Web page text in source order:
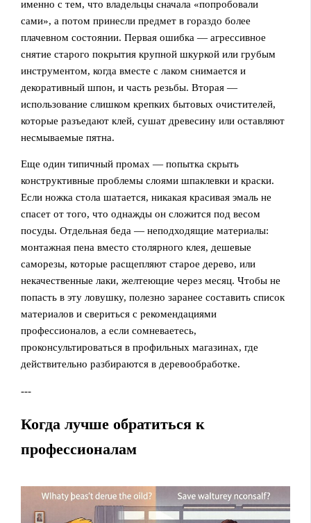
именно с тем, что владельцы сначала «попробовали
сами», а потом принесли предмет в гораздо более
плачевном состоянии. Первая ошибка — агрессивное
снятие старого покрытия крупной шкуркой или грубым
инструментом, когда вместе с лаком снимается и
декоративный шпон, и часть резьбы. Вторая —
использование слишком крепких бытовых очистителей,
которые разъедают клей, сушат древесину или оставляют
несмываемые пятна.
Еще один типичный промах — попытка скрыть
конструктивные проблемы слоями шпаклевки и краски.
Если ножка стола шатается, никакая красивая эмаль не
спасет от того, что однажды он сложится под весом
посуды. Отдельная беда — неподходящие материалы:
монтажная пена вместо столярного клея, дешевые
саморезы, которые расщепляют старое дерево, или
некачественные лаки, желтеющие через месяц. Чтобы не
попасть в эту ловушку, полезно заранее составить список
материалов и свериться с рекомендациями
профессионалов, а если сомневаетесь,
проконсультироваться в профильных магазинах, где
действительно разбираются в деревообработке.
---
Когда лучше обратиться к
профессионалам